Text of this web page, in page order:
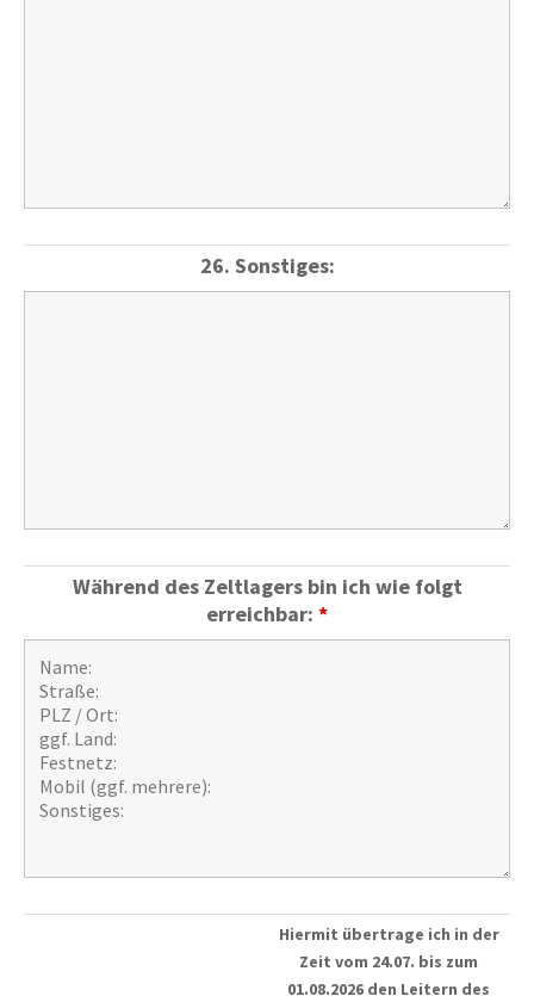
26. Sonstiges:
Während des Zeltlagers bin ich wie folgt
erreichbar: *
Hiermit übertrage ich in der
Zeit vom 24.07. bis zum
01.08.2026 den Leitern des